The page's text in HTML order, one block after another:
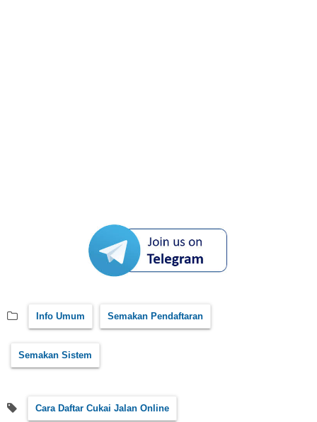
Info Umum Semakan Pendaftaran
Semakan Sistem
Cara Daftar Cukai Jalan Online